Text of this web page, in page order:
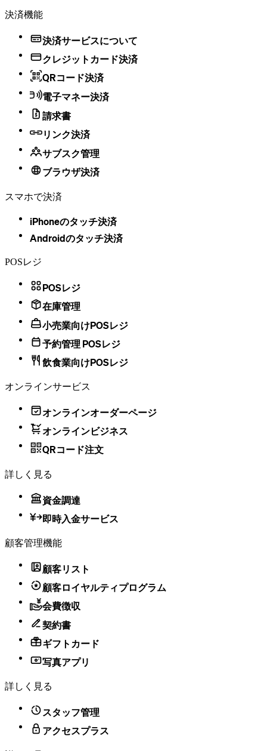
決済機能
決済サービスについて
クレジットカード決済
QRコード決済
電子マネー決済
請求書
リンク決済
サブスク管理
ブラウザ決済
スマホで決済
iPhoneのタッチ決済
Androidのタッチ決済
POSレジ
POSレジ
在庫管理
小売業向けPOSレジ
予約管理 POSレジ
飲食業向けPOSレジ
オンラインサービス
オンラインオーダーページ
オンラインビジネス
QRコード注文
詳しく見る
資金調達
即時入金サービス
顧客管理機能
顧客リスト
顧客ロイヤルティプログラム
会費徴収
契約書
ギフトカード
写真アプリ
詳しく見る
スタッフ管理
アクセスプラス